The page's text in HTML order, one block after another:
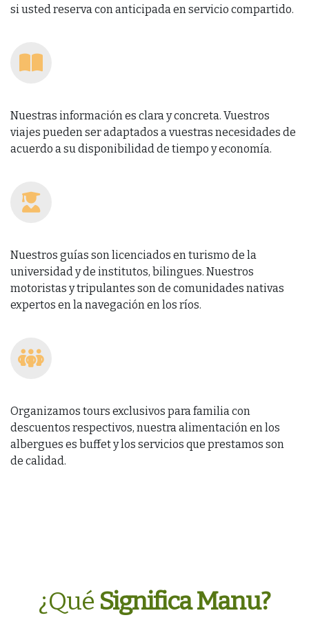
si usted reserva con anticipada en servicio compartido.
Nuestras información es clara y concreta. Vuestros
viajes pueden ser adaptados a vuestras necesidades de
acuerdo a su disponibilidad de tiempo y economía.
Nuestros guías son licenciados en turismo de la
universidad y de institutos, bilingues. Nuestros
motoristas y tripulantes son de comunidades nativas
expertos en la navegación en los ríos.
Organizamos tours exclusivos para familia con
descuentos respectivos, nuestra alimentación en los
albergues es buffet y los servicios que prestamos son
de calidad.
¿Qué Significa Manu?